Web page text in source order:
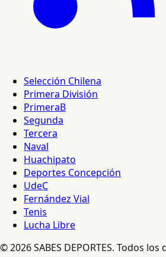
Selección Chilena
Primera División
PrimeraB
Segunda
Tercera
Naval
Huachipato
Deportes Concepción
UdeC
Fernández Vial
Tenis
Lucha Libre
© 2026 SABES DEPORTES. Todos